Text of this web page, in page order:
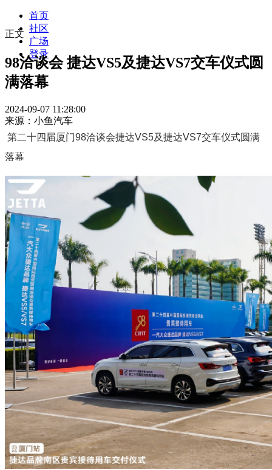
首页
社区
广场
登录
正文
98洽谈会 捷达VS5及捷达VS7交车仪式圆
满落幕
2024-09-07 11:28:00
来源：小鱼汽车
第二十四届厦门98洽谈会捷达VS5及捷达VS7交车仪式圆满
落幕